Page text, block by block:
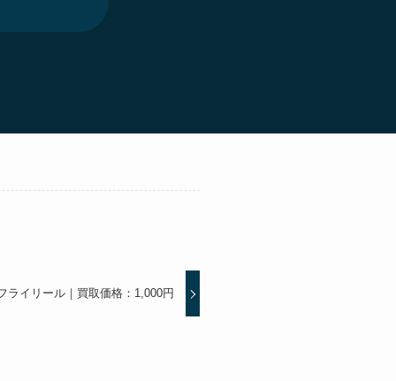
ライリール｜買取価格：1,000円